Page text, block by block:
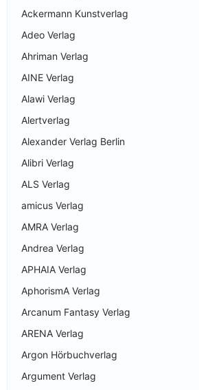
Ackermann Kunstverlag
Adeo Verlag
Ahriman Verlag
AINE Verlag
Alawi Verlag
Alertverlag
Alexander Verlag Berlin
Alibri Verlag
ALS Verlag
amicus Verlag
AMRA Verlag
Andrea Verlag
APHAIA Verlag
AphorismA Verlag
Arcanum Fantasy Verlag
ARENA Verlag
Argon Hörbuchverlag
Argument Verlag